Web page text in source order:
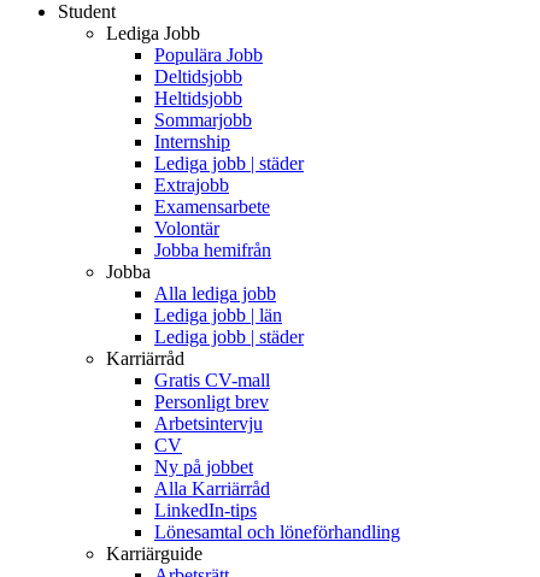
Student
Lediga Jobb
Populära Jobb
Deltidsjobb
Heltidsjobb
Sommarjobb
Internship
Lediga jobb | städer
Extrajobb
Examensarbete
Volontär
Jobba hemifrån
Jobba
Alla lediga jobb
Lediga jobb | län
Lediga jobb | städer
Karriärråd
Gratis CV-mall
Personligt brev
Arbetsintervju
CV
Ny på jobbet
Alla Karriärråd
LinkedIn-tips
Lönesamtal och löneförhandling
Karriärguide